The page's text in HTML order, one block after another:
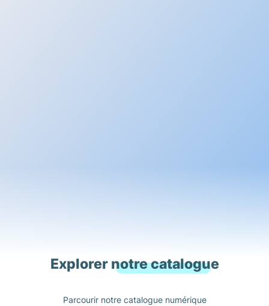
Explorer notre catalogue
Parcourir notre catalogue numérique